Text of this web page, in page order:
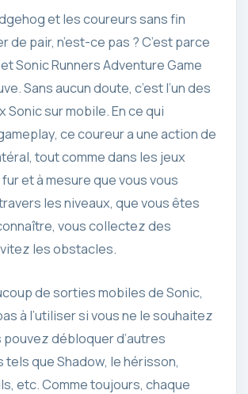
et les coureurs sans fin
de pair, n’est-ce pas ? C’est parce
Sonic Runners Adventure Game
Sans aucun doute, c’est l’un des
Sonic sur mobile. En ce qui
ce coureur a une action de
tout comme dans les jeux
et à mesure que vous vous
les niveaux, que vous êtes
vous collectez des
les obstacles.
de sorties mobiles de Sonic,
à l’utiliser si vous ne le souhaitez
pouvez débloquer d’autres
tels que Shadow, le hérisson,
etc. Comme toujours, chaque